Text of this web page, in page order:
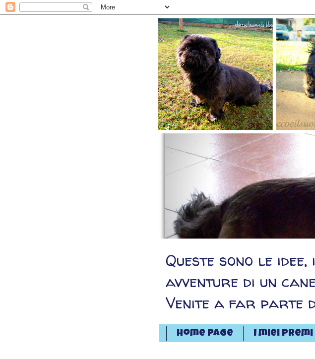
Queste sono le
avventure di un
Venite a far parte
Home page I miei premi